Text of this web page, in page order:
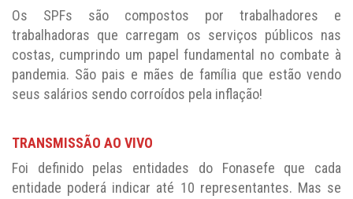
Os SPFs são compostos por trabalhadores e
trabalhadoras que carregam os serviços públicos nas
costas, cumprindo um papel fundamental no combate à
pandemia. São pais e mães de família que estão vendo
seus salários sendo corroídos pela inflação!
TRANSMISSÃO AO VIVO
Foi definido pelas entidades do Fonasefe que cada
entidade poderá indicar até 10 representantes. Mas se